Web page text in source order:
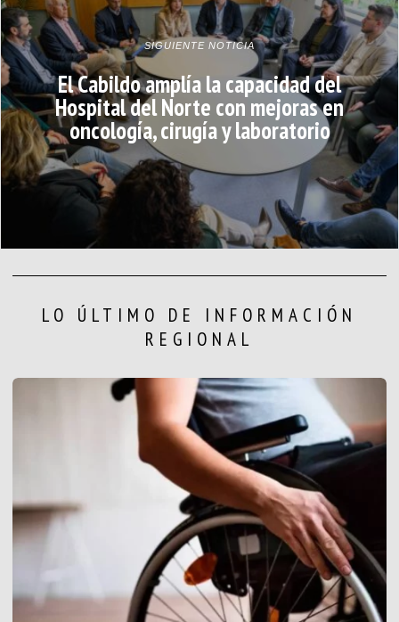
SIGUIENTE NOTICIA
El Cabildo amplía la capacidad del
Hospital del Norte con mejoras en
oncología, cirugía y laboratorio
LO ÚLTIMO DE INFORMACIÓN
REGIONAL